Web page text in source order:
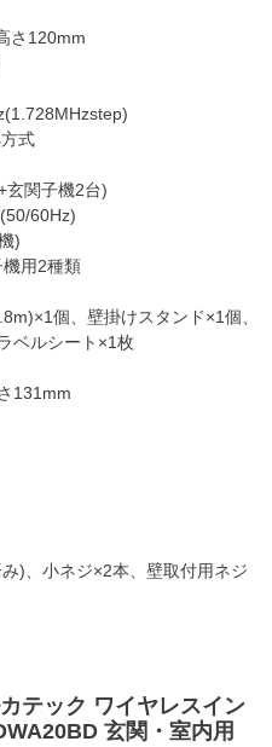
さ120mm
式
玄関子機2台)
60Hz)
)
用2種類
個、壁掛けスタンド×1個、
ベルシート×1枚
131mm
)、小ネジ×2本、壁取付用ネジ
テック ワイヤレスイン
玄関・室内用